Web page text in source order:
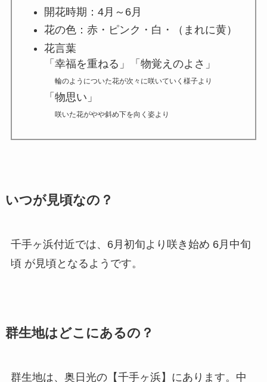
開花時期：4月～6月
花の色：赤・ピンク・白・（まれに黄）
花言葉
「幸福を重ねる」「物覚えのよさ」
輪のようについた花が次々に咲いていく様子より
「物思い」
咲いた花がやや斜め下を向く姿より
いつが見頃なの？
千手ヶ浜付近では、6月初旬より咲き始め 6月中旬
頃 が見頃となるようです。
群生地はどこにあるの？
群生地は、奥日光の【千手ヶ浜】にあります。中